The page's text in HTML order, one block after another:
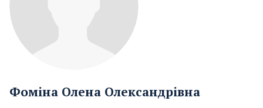
Фоміна Олена Олександрівна